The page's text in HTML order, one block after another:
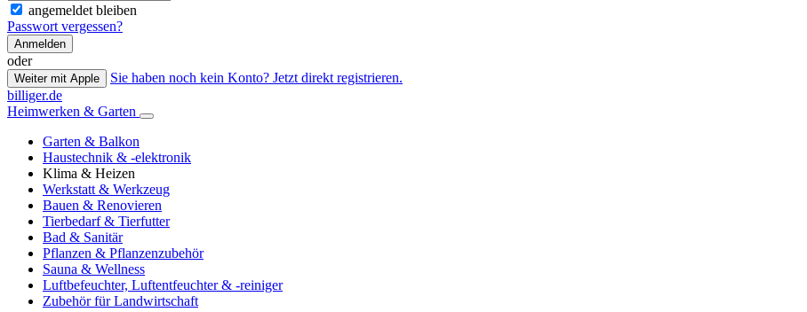
angemeldet bleiben
Passwort vergessen?
Anmelden
oder
Weiter mit Apple
Sie haben noch kein Konto? Jetzt direkt registrieren.
billiger.de
Heimwerken & Garten
Garten & Balkon
Haustechnik & -elektronik
Klima & Heizen
Werkstatt & Werkzeug
Bauen & Renovieren
Tierbedarf & Tierfutter
Bad & Sanitär
Pflanzen & Pflanzenzubehör
Sauna & Wellness
Luftbefeuchter, Luftentfeuchter & -reiniger
Zubehör für Landwirtschaft